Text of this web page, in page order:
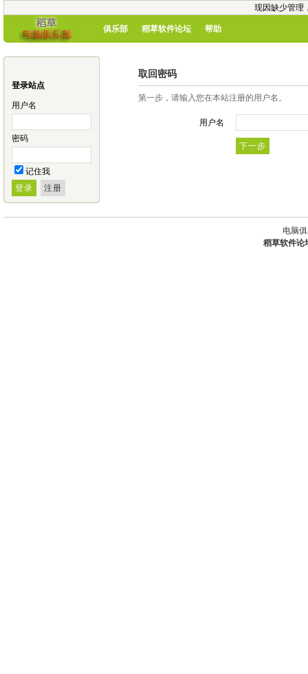
现因缺少管理
俱乐部 稻草软件论坛 帮助
登录站点
用户名
密码
记住我
取回密码
第一步，请输入您在本站注册的用户名。
用户名
电脑
稻草软件论